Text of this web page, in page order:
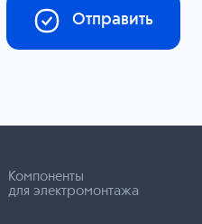
Отправить
Компоненты
для электромонтажа